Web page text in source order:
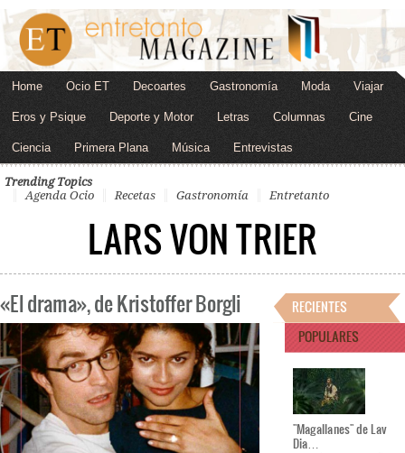
Home Ocio ET Decoartes Gastronomía Moda Viajar
Eros y Psique Deporte y Motor Letras Columnas Cine
Ciencia Primera Plana Música Entrevistas
Trending Topics
Agenda Ocio
Recetas Gastronomía Entretanto
LARS VON TRIER
«El drama», de Kristoffer Borgli
RECIENTES
POPULARES
"Magallanes" de Lav
Dia…